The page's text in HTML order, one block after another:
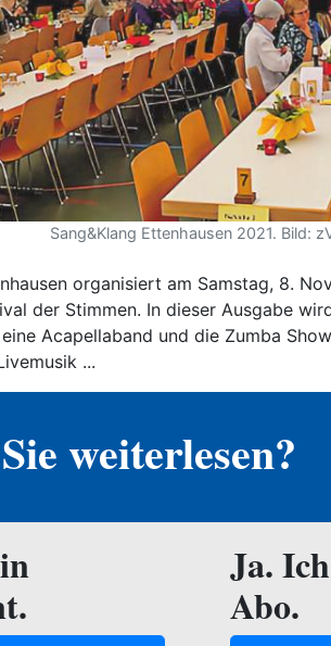
Sang&Klang Ettenhausen 2021. Bild:
organisiert am Samstag, 8.
der Stimmen. In dieser Ausgabe
Acapellaband und die Zumba
...
weiterlesen?
Ja.
Abo.